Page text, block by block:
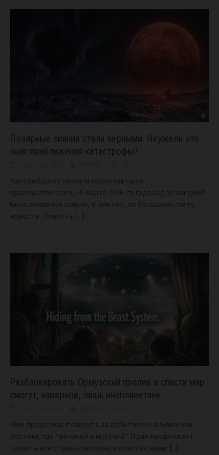
Полярные сияния стали черными. Неужели это
знак приближения катастрофы?
Как сообщают сегодня космонавты со
spaceweather.com, 15 марта 2026-го года над Исландией
было полярное сияние, в чем нет, по большому счету,
новости. Новость [...]
Разблокировать Ормузский пролив и спасти мир
смогут, наверное, лишь инопланетяне.
Мир продолжает следить за событиями на Ближнем
Востоке, где “великий и могучий ” Иран продолжает
терзать все страны региона, а вместе с ними [...]